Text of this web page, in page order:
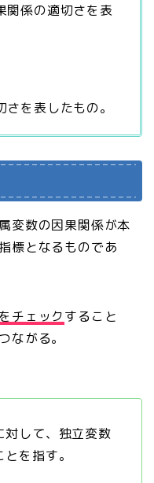
係の適切さを表
を表したもの。
変数の因果関係が本
標となるものであ
チェックすること
ながる。
対して、独立変数
を指す。